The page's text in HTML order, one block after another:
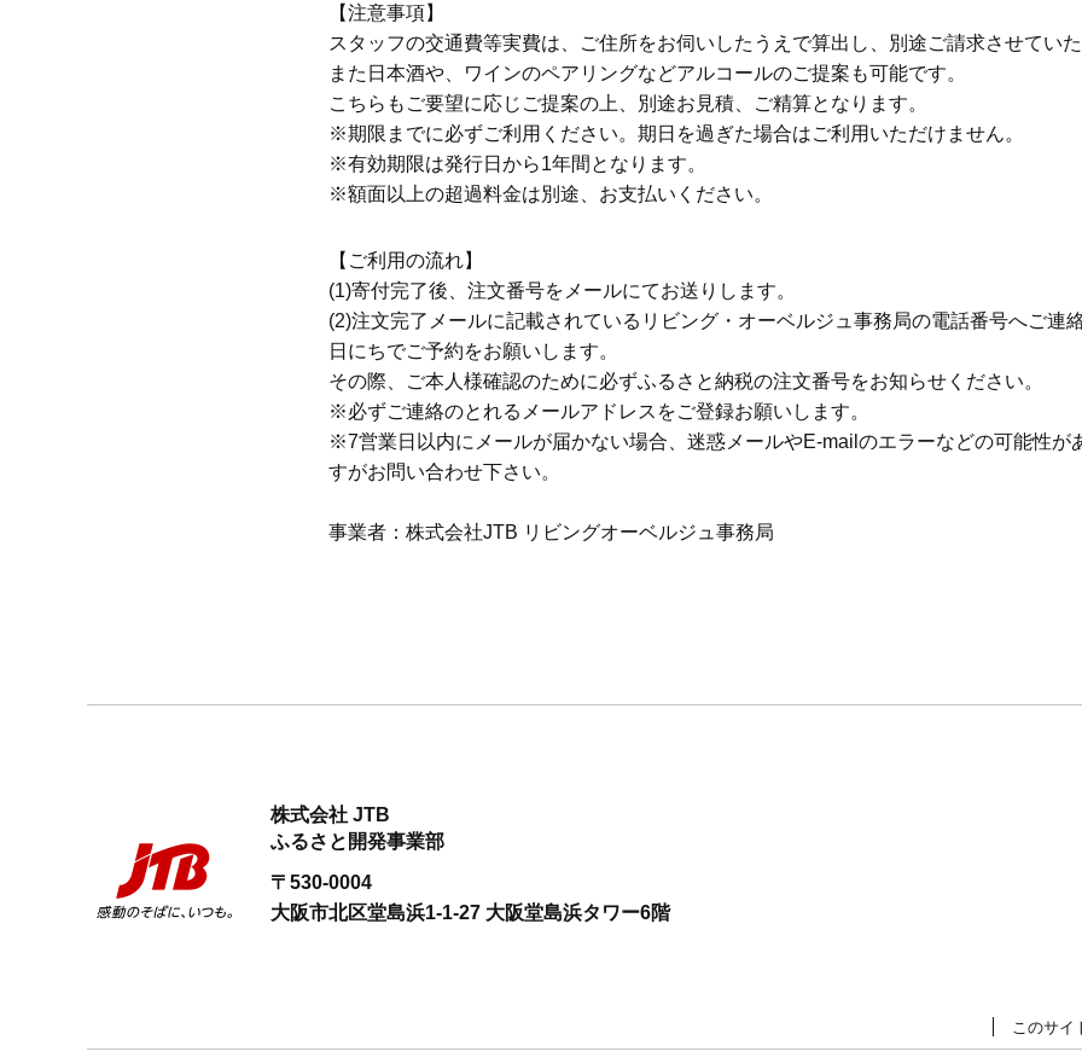
【注意事項】
スタッフの交通費等実費は、ご住所をお伺いしたうえで算出し、別途ご請求させてい
また日本酒や、ワインのペアリングなどアルコールのご提案も可能です。
こちらもご要望に応じご提案の上、別途お見積、ご精算となります。
※期限までに必ずご利用ください。期日を過ぎた場合はご利用いただけません。
※有効期限は発行日から1年間となります。
※額面以上の超過料金は別途、お支払いください。
【ご利用の流れ】
(1)寄付完了後、注文番号をメールにてお送りします。
(2)注文完了メールに記載されているリビング・オーベルジュ事務局の電話番号へご連
日にちでご予約をお願いします。
その際、ご本人様確認のために必ずふるさと納税の注文番号をお知らせください。
※必ずご連絡のとれるメールアドレスをご登録お願いします。
※7営業日以内にメールが届かない場合、迷惑メールやE-mailのエラーなどの可能性が
すがお問い合わせ下さい。
事業者：株式会社JTB リビングオーベルジュ事務局
株式会社 JTB
ふるさと開発事業部
〒530-0004
大阪市北区堂島浜1-1-27 大阪堂島浜タワー6階
このサイ